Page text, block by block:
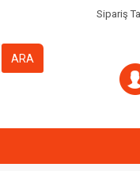
Sipariş
ARA